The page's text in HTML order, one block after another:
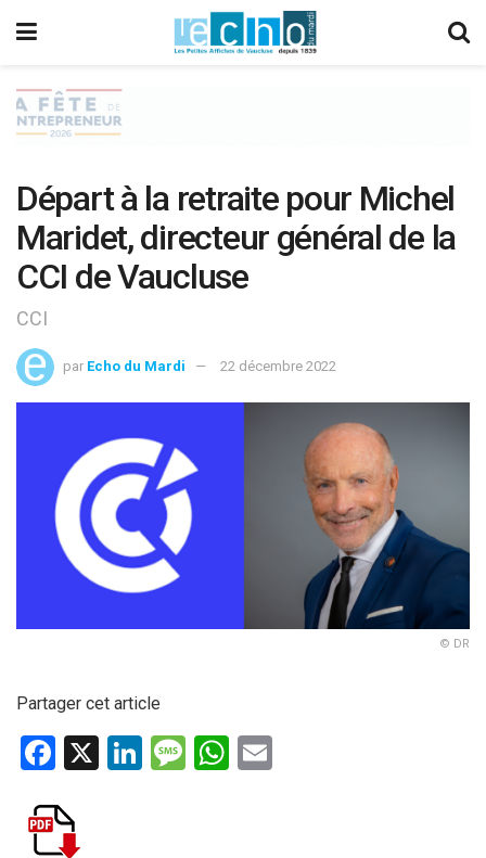
Départ à la retraite pour Michel
Maridet, directeur général de la
CCI de Vaucluse
CCI
par Echo du Mardi 22 décembre 2022
© DR
Partager cet article
F
ce
X
Li
M W